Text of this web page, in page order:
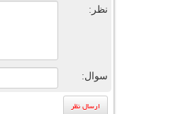
نظر:
سوال: